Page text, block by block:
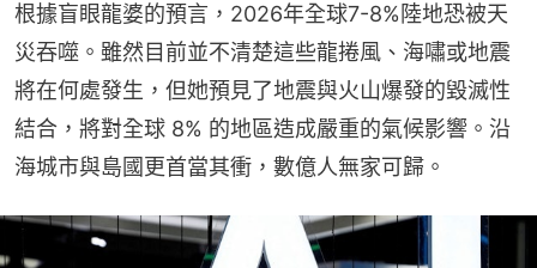
根據盲眼龍婆的預言，2026年全球7-8%陸地恐被天
災吞噬。雖然目前並不清楚這些龍捲風、海嘯或地震
將在何處發生，但她預見了地震與火山爆發的毀滅性
結合，將對全球 8% 的地區造成嚴重的氣候影響。沿
海城市與島國更首當其衝，數億人無家可歸。